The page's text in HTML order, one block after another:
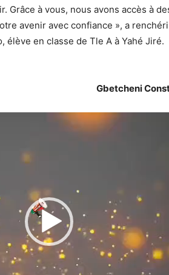
Grâce à vous, nous avons accès à
avenir avec confiance », a
élève en classe de Tle A à Yahé Jiré.
Gbetcheni
Lecteur